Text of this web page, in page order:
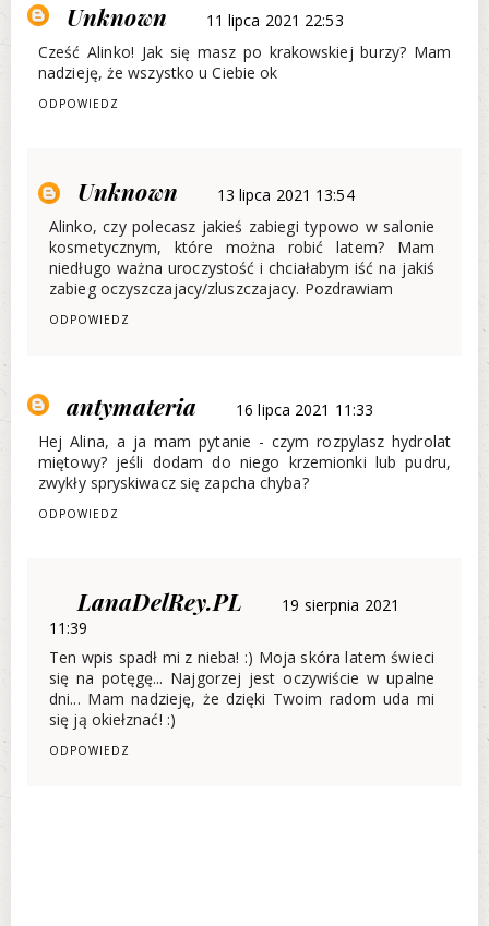
Unknown
11 lipca 2021 22:53
Cześć Alinko! Jak się masz po krakowskiej burzy? Mam
nadzieję, że wszystko u Ciebie ok
ODPOWIEDZ
Unknown
13 lipca 2021 13:54
Alinko, czy polecasz jakieś zabiegi typowo w salonie
kosmetycznym, które można robić latem? Mam
niedługo ważna uroczystość i chciałabym iść na jakiś
zabieg oczyszczajacy/zluszczajacy. Pozdrawiam
ODPOWIEDZ
antymateria
16 lipca 2021 11:33
Hej Alina, a ja mam pytanie - czym rozpylasz hydrolat
miętowy? jeśli dodam do niego krzemionki lub pudru,
zwykły spryskiwacz się zapcha chyba?
ODPOWIEDZ
LanaDelRey.PL
19 sierpnia 2021
11:39
Ten wpis spadł mi z nieba! :) Moja skóra latem świeci
się na potęgę... Najgorzej jest oczywiście w upalne
dni... Mam nadzieję, że dzięki Twoim radom uda mi
się ją okiełznać! :)
ODPOWIEDZ